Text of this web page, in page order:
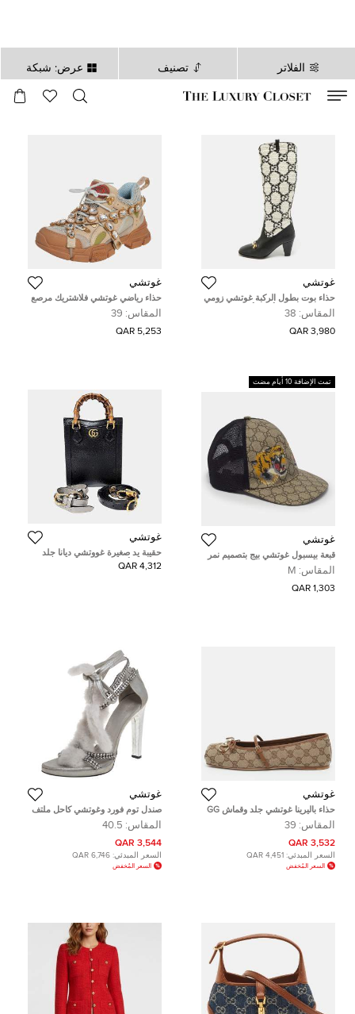
الفلاتر تصنيف عرض: شبكة
ثانية
غوتشي
حذاء بوت بطول الركبة غوتشي زومي
مقاس 38
المقاس: 38
3,980 QAR
غوتشي
حذاء رياضي غوتشي فلاشتريك مرصع
بكريستال قابل للفصل شبك و جلد بيج
و رصاصي مقاس 39
المقاس: 39
5,253 QAR
تمت الإضافة 10 أيام مضت
غوتشي
قبعة بيسبول غوتشي بيج بتصميم نمر
من قماش المونوجرام والشبك مقاس
متوسط
المقاس: M
1,303 QAR
غوتشي
حقيبة يد صغيرة غووتشي ديانا جلد
وخيزران أسود/بني رقم (739079)
4,312 QAR
غوتشي
حذاء باليرينا غوتشي جلد وقماش GG
بني / بيج بتفصيل هورسبيت مقاس 39
المقاس: 39
3,532 QAR
السعر المبدئي: 4,451 QAR
السعر المُخفض
غوتشي
صندل توم فورد وغوتشي كاحل ملتف
فرو منك وجلد فضي مقاس 40.5
المقاس: 40.5
3,544 QAR
السعر المبدئي: 6,746 QAR
السعر المُخفض